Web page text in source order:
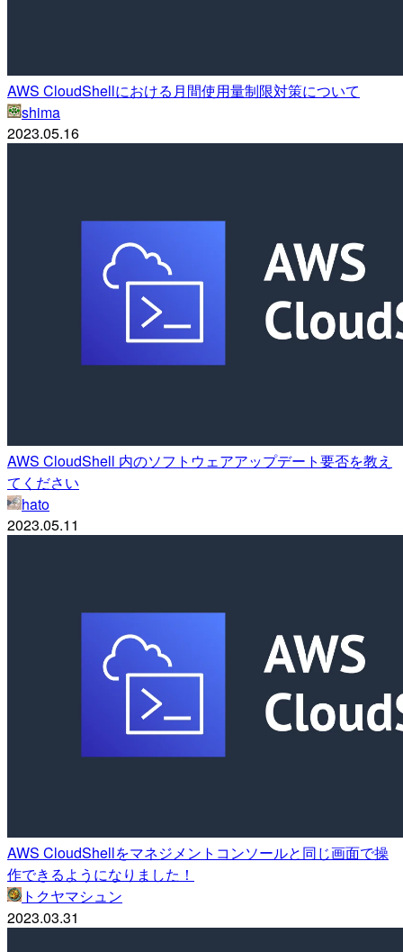
AWS CloudShellにおける月間使用量制限対策について
shima
2023.05.16
AWS CloudShell 内のソフトウェアアップデート要否を教え
てください
hato
2023.05.11
AWS CloudShellをマネジメントコンソールと同じ画面で操
作できるようになりました！
トクヤマシュン
2023.03.31